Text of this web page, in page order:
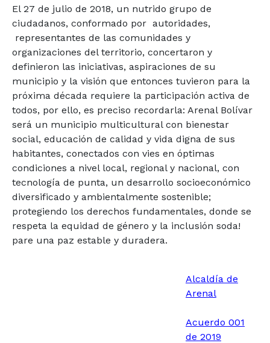
El 27 de julio de 2018, un nutrido grupo de
ciudadanos, conformado por autoridades,
representantes de las comunidades y
organizaciones del territorio, concertaron y
definieron las iniciativas, aspiraciones de su
municipio y la visión que entonces tuvieron para la
próxima década requiere la participación activa de
todos, por ello, es preciso recordarla: Arenal Bolívar
será un municipio multicultural con bienestar
social, educación de calidad y vida digna de sus
habitantes, conectados con vies en óptimas
condiciones a nivel local, regional y nacional, con
tecnología de punta, un desarrollo socioeconómico
diversificado y ambientalmente sostenible;
protegiendo los derechos fundamentales, donde se
respeta la equidad de género y la inclusión soda!
pare una paz estable y duradera.
Alcaldía de
Arenal
Acuerdo 001
de 2019